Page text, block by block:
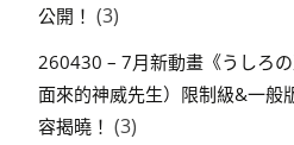
公開！ (3)
260430 – 7月新動畫《うしろ
面來的神威先生）限制級&一般
容揭曉！ (3)